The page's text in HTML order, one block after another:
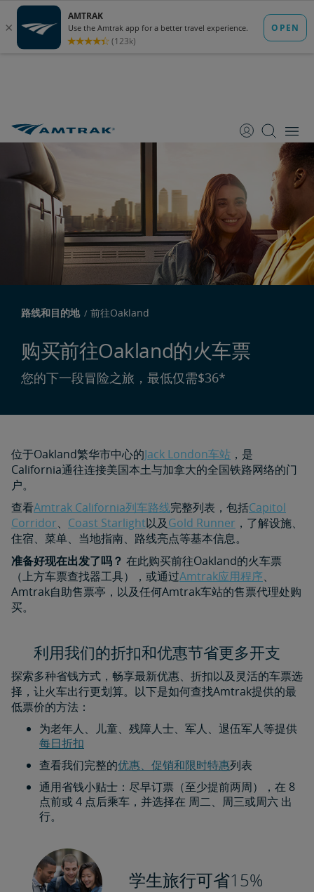
至
至
至
路线和目的地 前往Oakland
购买前往Oakland的火车票
您的下一段冒险之旅，最低仅需$36*
位于Oakland繁华市中心的Jack London车站 ，是
California通往连接美国本土与加拿大的全国铁路网络的门
户。
查看Amtrak California列车路线完整列表，包括Capitol
Corridor、 Coast Starlight以及Gold Runner ，了解设施、
住宿、菜单、当地指南、路线亮点等基本信息。
准备好现在出发了吗？ 在此购买前往Oakland的火车票
（上方车票查找器工具），或通过Amtrak应用程序、
Amtrak自助售票亭，以及任何Amtrak车站的售票代理处购
买。
利用我们的折扣和优惠节省更多开支
探索多种省钱方式，畅享最新优惠、折扣以及灵活的车票选
择，让火车出行更划算。以下是如何查找Amtrak提供的最
低票价的方法：
为老年人、儿童、残障人士、军人、退伍军人等提供
每日折扣​​​​​​​
查看我们完整的优惠、促销和限时特惠列表
通用省钱小贴士：尽早订票（至少提前两周），在 8
点前或 4 点后乘车，并选择在 周二、周三或周六 出
行。
学生旅行可省15%